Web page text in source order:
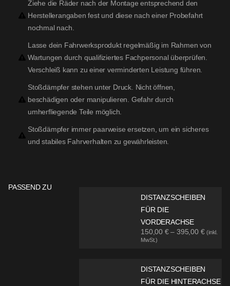
Ziehe die Räder nach der Montage entsprechend den
Herstellerangaben fest und diese nach einer Probefahrt
nochmal nach.
Lasse dein Fahrwerksprodukt regelmäßig im Rahmen von
Wartungen durch qualifiziertes Fachpersonal überprüfen.
Verschleiß kann zu einer verminderten Leistung führen.
Stoßdämpfer stehen unter Druck. Nicht öffnen,
beschädigen oder manipulieren. Gefahr durch
umherfliegende Teile möglich.
Stoßdämpfer immer paarweise ersetzen, um ein sicheres
und stabiles Fahrverhalten zu gewährleisten.
PASSEND ZU
DISTANZSCHEIBEN
FÜR DIE
VORDERACHSE
150,00 €– 395,00 € (inkl.
MwSt.)
DISTANZSCHEIBEN
FÜR DIE HINTERACHSE